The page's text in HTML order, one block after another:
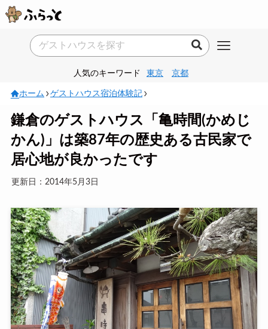
人気のキーワード 東京 京都
ホーム ゲストハウス宿泊体験記
鎌倉のゲストハウス「亀時間(かめじ
かん)」は築87年の歴史ある古民家で
居心地が良かったです
更新日：2014年5月3日